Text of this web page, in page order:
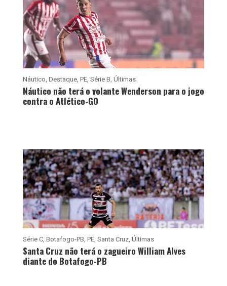
Náutico Destaque, PE, Série B Últimas
Náutico não terá o volante Wenderson para o jogo
contra o Atlético-GO
Série C, Botafogo-PB PE, Santa Cruz, Últimas
Santa Cruz não terá o zagueiro William Alves
diante do Botafogo-PB